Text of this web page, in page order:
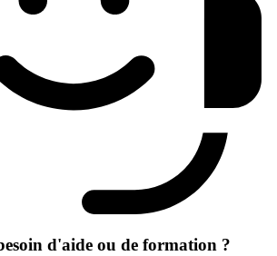
d'aide ou de formation ?